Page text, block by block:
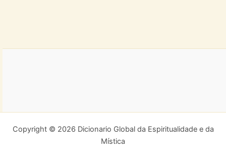
Copyright © 2026 Dicionario Global da Espiritualidade e da
Mística